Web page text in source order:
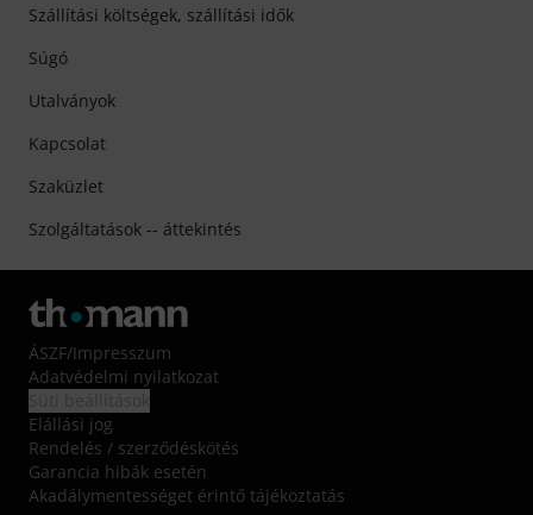
Szállítási költségek, szállítási idők
Súgó
Utalványok
Kapcsolat
Szaküzlet
Szolgáltatások -- áttekintés
ÁSZF/Impresszum
Adatvédelmi nyilatkozat
Elállási jog
Rendelés / szerződéskötés
Garancia hibák esetén
Akadálymentességet érintő tájékoztatás